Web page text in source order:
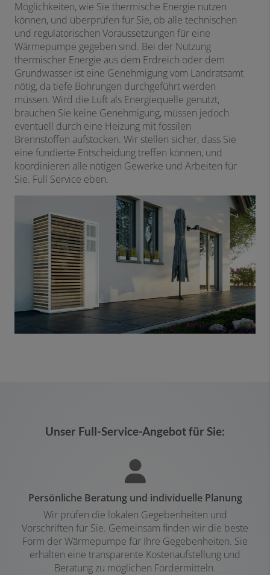
Möglichkeiten, wie Sie thermische Energie nutzen
können, und überprüfen für Sie, ob alle technischen
und regulatorischen Voraussetzungen für eine
Wärmepumpe gegeben sind. Bei der Nutzung
thermischer Energie aus dem Erdreich oder dem
Grundwasser ist eine Genehmigung vom Landratsamt
nötig, da tiefe Bohrungen durchgeführt werden
müssen. Wird die Luft als Energiequelle genutzt,
brauchen Sie keine Genehmigung, müssen jedoch
eventuell durch eine Heizung mit fossilen
Brennstoffen aufstocken. Wir stellen sicher, dass Sie
eine fundierte Entscheidung treffen können, und
koordinieren alle nötigen Gewerke und Arbeiten für
Sie. Full Service eben.
Unser Full-Service-Angebot für Sie:
Persönliche Beratung und individuelle Planung
Wir prüfen die lokalen Gegebenheiten und
Vorschriften für Sie. Gemeinsam finden wir die beste
Form der Wärmepumpe für Ihre Gegebenheiten. Sie
erhalten eine transparente Kostenaufstellung und
Beratung zu möglichen Fördermitteln.